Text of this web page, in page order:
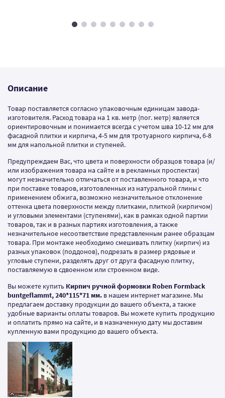
Описание
Товар поставляется согласно упаковочным единицам завода-
изготовителя. Расход товара на 1 кв. метр (пог. метр) является
ориентировочным и понимается всегда с учетом шва 10-12 мм для
фасадной плитки и кирпича, 4-5 мм для тротуарного кирпича, 6-8
мм для напольной плитки и ступеней.
Предупреждаем Вас, что цвета и поверхности образцов товара (и/
или изображения товара на сайте и в рекламных проспектах)
могут незначительно отличаться от поставленного товара, и что
при поставке товаров, изготовленных из натуральной глины с
применением обжига, возможно незначительное отклонение
оттенка цвета поверхности между плитками, плиткой (кирпичом)
и угловыми элементами (ступенями), как в рамках одной партии
товаров, так и в разных партиях изготовления, а также
незначительное несоответствие представленным ранее образцам
товара. При монтаже необходимо смешивать плитку (кирпич) из
разных упаковок (поддонов), подрезать в размер рядовые и
угловые ступени, разделять друг от друга фасадную плитку,
поставляемую в сдвоенном или строенном виде.
Вы можете купить Кирпич ручной формовки Roben Formback
buntgeflammt, 240*115*71 мм. в нашем интернет магазине. Мы
предлагаем доставку продукции до вашего объекта, а также
удобные варианты оплаты товаров. Вы можете купить продукцию
и оплатить прямо на сайте, и в назначенную дату мы доставим
купленную вами продукцию до вашего объекта.